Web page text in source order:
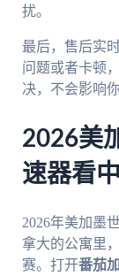
扰。
最后，售后实
问题或者卡顿
决，不会影响
2026美
速器看
2026年美加墨
拿大的公寓里
赛。打开番茄